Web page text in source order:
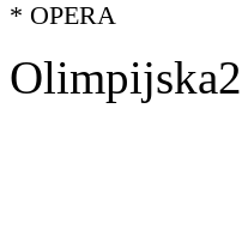
* OPERA